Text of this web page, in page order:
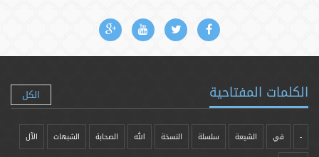
الكلمات المفتاحية الكل
- في الشيعة سلسلة النسخة الله الصحابة الشبهات الآل